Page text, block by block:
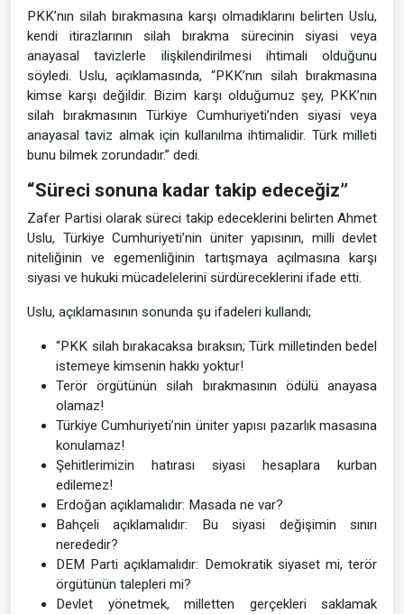
PKK’nın silah bırakmasına karşı olmadıklarını belirten Uslu,
kendi itirazlarının silah bırakma sürecinin siyasi veya
anayasal tavizlerle ilişkilendirilmesi ihtimali olduğunu
söyledi. Uslu, açıklamasında, “PKK’nın silah bırakmasına
kimse karşı değildir. Bizim karşı olduğumuz şey, PKK’nın
silah bırakmasının Türkiye Cumhuriyeti’nden siyasi veya
anayasal taviz almak için kullanılma ihtimalidir. Türk milleti
bunu bilmek zorundadır.” dedi.
“Süreci sonuna kadar takip edeceğiz”
Zafer Partisi olarak süreci takip edeceklerini belirten Ahmet
Uslu, Türkiye Cumhuriyeti’nin üniter yapısının, milli devlet
niteliğinin ve egemenliğinin tartışmaya açılmasına karşı
siyasi ve hukuki mücadelelerini sürdüreceklerini ifade etti.
Uslu, açıklamasının sonunda şu ifadeleri kullandı;
“PKK silah bırakacaksa bıraksın; Türk milletinden bedel
istemeye kimsenin hakkı yoktur!
Terör örgütünün silah bırakmasının ödülü anayasa
olamaz!
Türkiye Cumhuriyeti’nin üniter yapısı pazarlık masasına
konulamaz!
Şehitlerimizin hatırası siyasi hesaplara kurban
edilemez!
Erdoğan açıklamalıdır: Masada ne var?
Bahçeli açıklamalıdır: Bu siyasi değişimin sınırı
nerededir?
DEM Parti açıklamalıdır: Demokratik siyaset mi, terör
örgütünün talepleri mi?
Devlet yönetmek, milletten gerçekleri saklamak